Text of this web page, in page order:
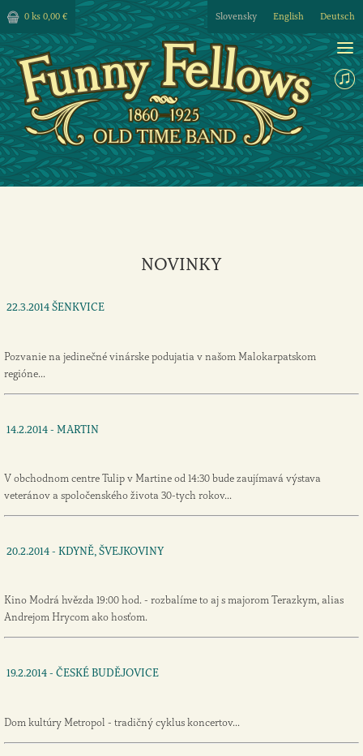
0 ks 0,00 € Slovensky English Deutsch
NOVINKY
22.3.2014 ŠENKVICE
Pozvanie na jedinečné vinárske podujatia v našom Malokarpatskom
regióne...
14.2.2014 - MARTIN
V obchodnom centre Tulip v Martine od 14:30 bude zaujímavá výstava
veteránov a spoločenského života 30-tych rokov...
20.2.2014 - KDYNĚ, ŠVEJKOVINY
Kino Modrá hvězda 19:00 hod. - rozbalíme to aj s majorom Terazkym, alias
Andrejom Hrycom ako hosťom.
19.2.2014 - ČESKÉ BUDĚJOVICE
Dom kultúry Metropol - tradičný cyklus koncertov...